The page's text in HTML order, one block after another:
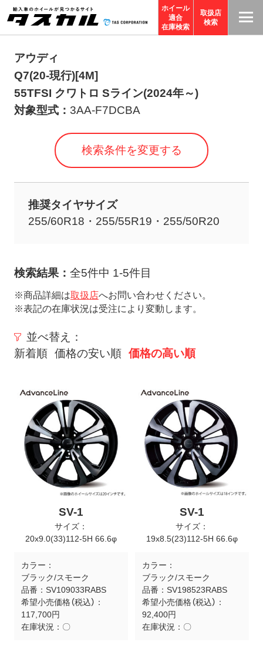
ホイール
適合
在庫検索
取扱店
検索
アウディ
Q7(20-現行)[4M]
55TFSI クワトロ Sライン(2024年～)
対象型式： 3AA-F7DCBA
検索条件を変更する
推奨タイヤサイズ
255/60R18・255/55R19・255/50R20
検索結果： 全5件中 1-5件目
※商品詳細は取扱店へお問い合わせください。
※表記の在庫状況は受注により変動します。
並べ替え：
新着順 価格の安い順 価格の高い順
SV-1
サイズ：
20x9.0(33)112-5H 66.6φ
カラー：
ブラック/スモーク
品番： SV109033RABS
希望小売価格（税込）：
117,700円
在庫状況： 〇
SV-1
サイズ：
19x8.5(23)112-5H 66.6φ
カラー：
ブラック/スモーク
品番： SV198523RABS
希望小売価格（税込）：
92,400円
在庫状況： 〇
T